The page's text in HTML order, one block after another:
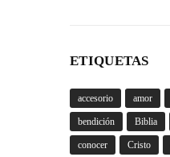
ETIQUETAS
accesorio amor
bendición Biblia
conocer Cristo